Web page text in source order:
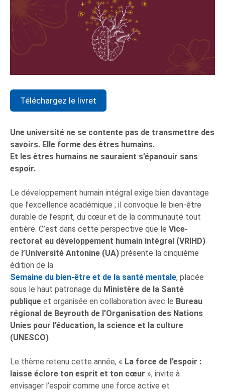
Téléchargez le livret
Une université ne se contente pas de transmettre des
savoirs. Elle forme des êtres humains.
Et les êtres humains ne sauraient s’épanouir sans
espoir.
Le développement humain intégral exige bien davantage
que l’excellence académique ; il convoque le bien-être
durable de l’esprit, du cœur et de la communauté tout
entière. C’est dans cette perspective que le Vice-
rectorat au développement humain intégral (VRIHD)
de l’Université Antonine (UA) présente la cinquième
édition de la
Semaine du bien-être et de la santé mentale, placée
sous le haut patronage du Ministère de la Santé
publique et organisée en collaboration avec le Bureau
régional de Beyrouth de l’Organisation des Nations
Unies pour l’éducation, la science et la culture
(UNESCO).
Le thème retenu cette année, « La force de l’espoir :
laisse éclore ton esprit et ton cœur », invite à
envisager l’espoir comme une force active et